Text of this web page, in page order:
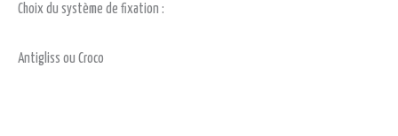
Choix du système de fixation :
Antigliss ou Croco